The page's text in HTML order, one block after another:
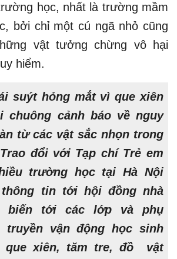
học, nhất là trường mầm
bởi chỉ một cú ngã nhỏ cũng
vật tưởng chừng vô hại
hiểm.
suýt hỏng mắt vì que xiên
chuông cảnh báo về nguy
từ các vật sắc nhọn trong
đổi với Tạp chí Trẻ em
trường học tại Hà Nội
tin tới hội đồng nhà
biến tới các lớp và phụ
truyền vận động học sinh
que xiên, tăm tre, đồ vật